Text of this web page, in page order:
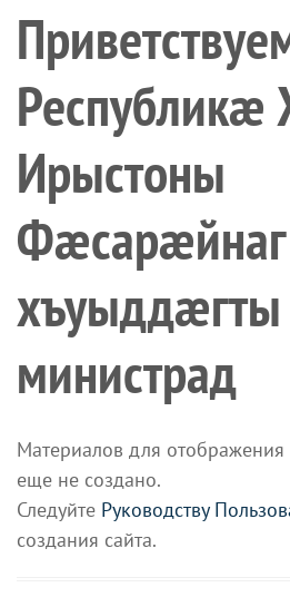
Республикæ
Ирыстоны
Фæсарæйнаг
хъуыддæгты
министрад
Материалов для отображения
еще не создано.
Следуйте Руководству
создания сайта.